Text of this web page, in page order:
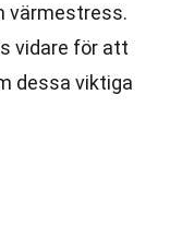
värmestress.
vidare för att
dessa viktiga